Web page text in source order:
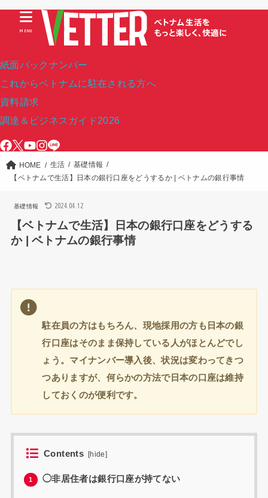
紙面バックナンバー
これからベトナムに駐在される方へ
資料請求
調達＆ビジネスガイド2026
MENU
HOME 生活
基礎情報
【ベトナムで生活】日本の銀行口座をどうするか | ベトナムの銀行事情
基礎情報 2024.04.12
【ベトナムで生活】日本の銀行口座をどうする
か | ベトナムの銀行事情
駐在員の方はもちろん、現地採用の方も日本の銀
行口座はそのまま保持している人がほとんどでし
ょう。マイナンバー導入後、状況は変わってきつ
つありますが、何らかの方法で日本の口座は維持
しておくのが便利です。
Contents [hide]
1 ◯非居住者は銀行口座が持てない